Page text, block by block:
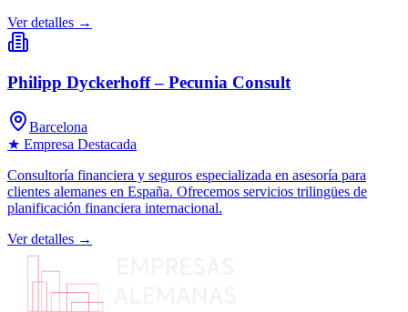
Ver detalles →
Philipp Dyckerhoff – Pecunia Consult
Barcelona
★ Empresa Destacada
Consultoría financiera y seguros especializada en asesoría para
clientes alemanes en España. Ofrecemos servicios trilingües de
planificación financiera internacional.
Ver detalles →